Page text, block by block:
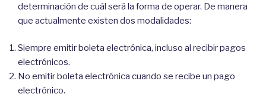
determinación de cuál será la forma de operar. De manera
que actualmente existen dos modalidades:
Siempre emitir boleta electrónica, incluso al recibir pagos
electrónicos.
No emitir boleta electrónica cuando se recibe un pago
electrónico.